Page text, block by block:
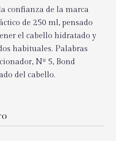
confianza de la marca
de 250 ml, pensado
el cabello hidratado y
habituales. Palabras
Nº 5, Bond
del cabello.